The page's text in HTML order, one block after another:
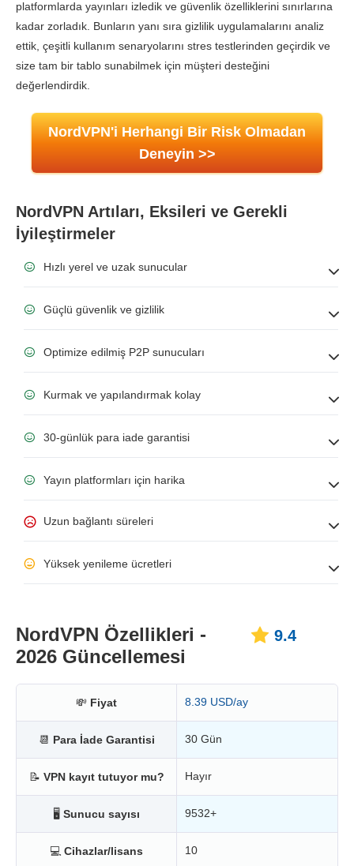
Güvenlik 9.8
Gizlilik 9.5
Torrent 9.4
Kurulum ve Uygulamalar
Fiyatlandırma 7.5
9.5
platformlarda yayınları izledik ve güvenlik özelliklerini sınırlarına
kadar zorladık. Bunların yanı sıra gizlilik uygulamalarını analiz
ettik, çeşitli kullanım senaryolarını stres testlerinden geçirdik ve
size tam bir tablo sunabilmek için müşteri desteğini
değerlendirdik.
NordVPN'i Herhangi Bir Risk Olmadan
Deneyin >>
NordVPN Artıları, Eksileri ve Gerekli
İyileştirmeler
Hızlı yerel ve uzak sunucular
Güçlü güvenlik ve gizlilik
Optimize edilmiş P2P sunucuları
Kurmak ve yapılandırmak kolay
30-günlük para iade garantisi
Yayın platformları için harika
Uzun bağlantı süreleri
Yüksek yenileme ücretleri
NordVPN Özellikleri -
2026 Güncellemesi
9.4
💸 Fiyat 8.39 USD/ay
📆 Para İade Garantisi 30 Gün
📝 VPN kayıt tutuyor mu? Hayır
🖥 Sunucu sayısı 9532+
💻 Cihazlar/lisans 10